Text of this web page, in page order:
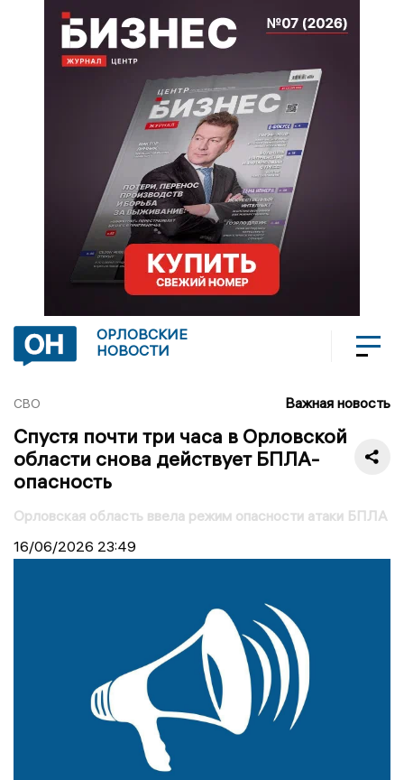
ОРЛОВСКИЕ
НОВОСТИ
СВО Важная новость
Спустя почти три часа в Орловской
области снова действует БПЛА-
опасность
Орловская область ввела режим опасности атаки БПЛА
16/06/2026 23:49